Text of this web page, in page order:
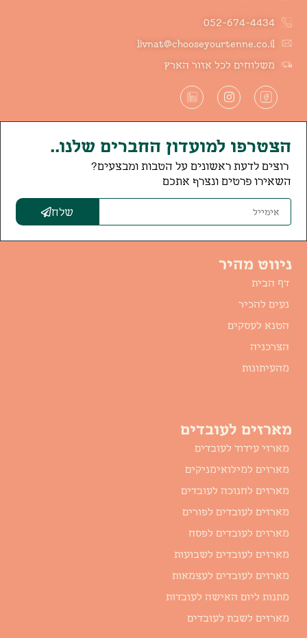
052-674-4434
livnat@chooseyourtenne.co.il
משלוחים לכל אזור הארץ
הצטרפו למועדון החברים שלנו..
רוצים לדעת ראשונים על הטבות ומבצעים?
השאירו פרטים ונצרף אתכם
שלח
ניווט מהיר
דף הבית
נעים להכיר
הטנא לעסקים
הצרכניה
מהעיתונות
מארזים לעובדים
מארזי עידוד לעובדים
מארזים למילואימניקים
מארזים לחנוכה לעובדים
מארזים לעובדים לפורים
מארזים לעובדים לפסח
מארזים לעובדים לשבועות
מארזים לעובדים לעצמאות
מתנות ליום האישה לעובדות
מארזים לשבת לעובדים